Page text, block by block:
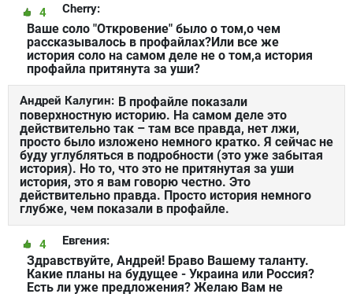
Cherry:
4
Ваше соло "Откровение" было о том,о чем
рассказывалось в профайлах?Или все же
история соло на самом деле не о том,а история
профайла притянута за уши?
Андрей Калугин: В профайле показали
поверхностную историю. На самом деле это
действительно так – там все правда, нет лжи,
просто было изложено немного кратко. Я сейчас не
буду углубляться в подробности (это уже забытая
история). Но то, что это не притянутая за уши
история, это я вам говорю честно. Это
действительно правда. Просто история немного
глубже, чем показали в профайле.
Евгения:
4
Здравствуйте, Андрей! Браво Вашему таланту.
Какие планы на будущее - Украина или Россия?
Есть ли уже предложения? Желаю Вам не